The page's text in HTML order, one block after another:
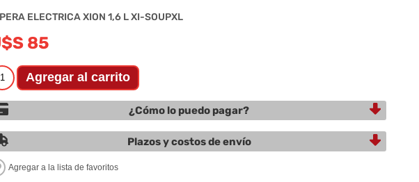
ELECTRICA XION 1,6 L XI-SOUPXL
85
¿Cómo lo puedo pagar?
Plazos y costos de envío